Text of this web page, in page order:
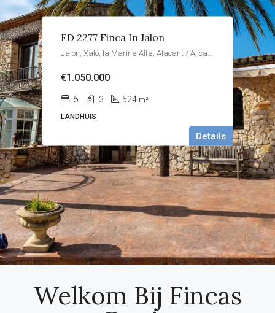
FD 2277 Finca In Jalon
€1.050.000
5 3 524 m²
LANDHUIS
Details
Welkom Bij Fincas